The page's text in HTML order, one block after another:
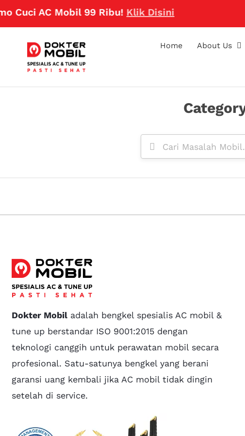
Cuci AC Mobil 99 Ribu!Klik Disini
Home About Us
Dokter Mobil adalah bengkel spesialis AC mobil &
tune up berstandar ISO 9001:2015 dengan
teknologi canggih untuk perawatan mobil secara
profesional. Satu-satunya bengkel yang berani
garansi uang kembali jika AC mobil tidak dingin
setelah di service.